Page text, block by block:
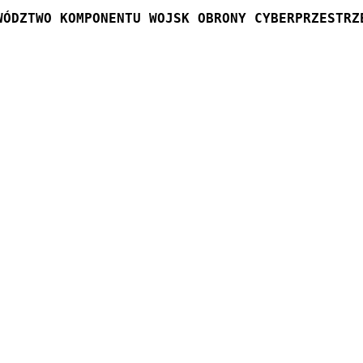
KOMPONENTU WOJSK OBRONY